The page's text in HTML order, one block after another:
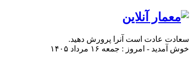
سعادت عادت است آنرا پرورش دهید.
خوش آمدید - امروز : جمعه ۱۶ مرداد ۱۴۰۵